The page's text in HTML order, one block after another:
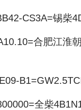
CS3A=锡柴
合肥江淮
全柴